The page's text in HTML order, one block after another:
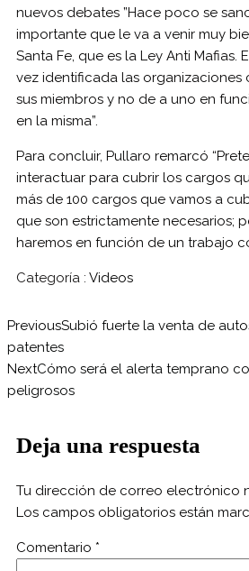
nuevos debates ”Hace poco se
importante que le va a venir muy
Santa Fe, que es la Ley Anti Mafias.
vez identificada las organizaciones
sus miembros y no de a uno en
en la misma”.
Para concluir, Pullaro remarcó
interactuar para cubrir los cargos
más de 100 cargos que vamos a
que son estrictamente necesarios;
haremos en función de un trabajo
Categoría : Videos
PreviousSubió fuerte la venta de
patentes
NextCómo será el alerta temprano
peligrosos
Deja una respuesta
Tu dirección de correo electrónico
Los campos obligatorios están
Comentario *